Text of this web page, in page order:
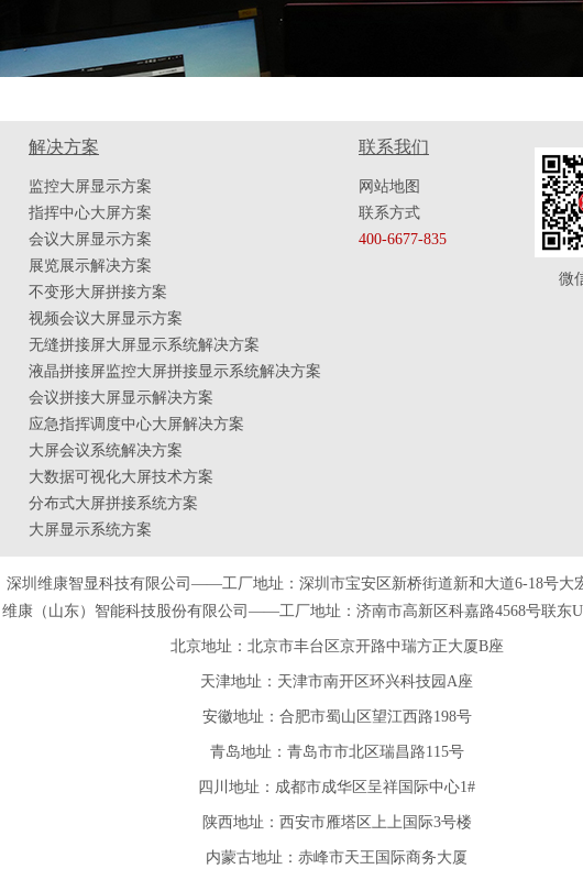
解决方案
监控大屏显示方案
指挥中心大屏方案
会议大屏显示方案
展览展示解决方案
不变形大屏拼接方案
视频会议大屏显示方案
无缝拼接屏大屏显示系统解决方案
液晶拼接屏监控大屏拼接显示系统解决方案
会议拼接大屏显示解决方案
应急指挥调度中心大屏解决方案
大屏会议系统解决方案
大数据可视化大屏技术方案
分布式大屏拼接系统方案
大屏显示系统方案
联系我们
网站地图
联系方式
400-6677-835
微
深圳维康智显科技有限公司——工厂地址：深圳市宝安区新桥街道新和大道6-18号大
维康（山东）智能科技股份有限公司——工厂地址：济南市高新区科嘉路4568号联东
北京地址：北京市丰台区京开路中瑞方正大厦B座
天津地址 ：天津市南开区环兴科技园A座
安徽地址 ：合肥市蜀山区望江西路198号
青岛地址 ：青岛市市北区瑞昌路115号
四川 地址 ：成都市成华区呈祥国际中心1#
陕西地址 ：西安市雁塔区上上国际3号楼
内蒙古地址：赤峰市天王国际商务大厦